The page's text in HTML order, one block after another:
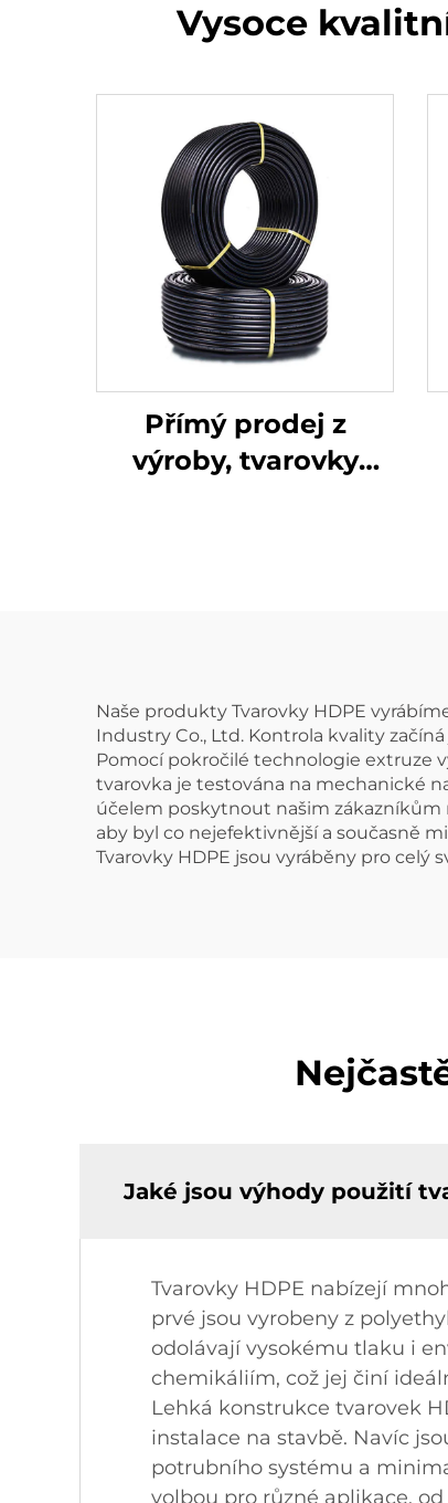
Vysoce
Přímý prodej z
výroby, tvarovky
Naše produkty Tvarovky HDPE
Industry Co., Ltd. Kontrola kvality
Pomocí pokročilé technologie extruze
tvarovka je testována na mechanické
účelem poskytnout našim zákazníkům
aby byl co nejefektivnější a současně
Tvarovky HDPE jsou vyráběny pro
Jaké jsou výhody použití
Tvarovky HDPE nabízejí
prvé jsou vyrobeny z
odolávají vysokému tlaku i
chemikáliím, což jej činí
Lehká konstrukce tvarovek
instalace na stavbě. Navíc
potrubního systému a
volbou pro různé aplikace,